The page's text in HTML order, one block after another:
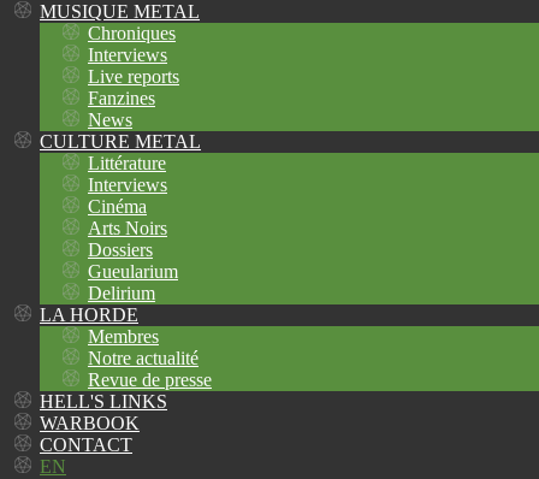
MUSIQUE METAL
Chroniques
Interviews
Live reports
Fanzines
News
CULTURE METAL
Littérature
Interviews
Cinéma
Arts Noirs
Dossiers
Gueularium
Delirium
LA HORDE
Membres
Notre actualité
Revue de presse
HELL'S LINKS
WARBOOK
CONTACT
EN